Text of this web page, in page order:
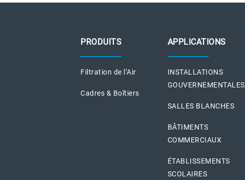
PRODUITS
Filtration de l’Air
Cadres & Boîtiers
APPLICATIONS
INSTALLATIONS
GOUVERNEMENTALES
SALLES BLANCHES
BÂTIMENTS
COMMERCIAUX
ÉTABLISSEMENTS
SCOLAIRES